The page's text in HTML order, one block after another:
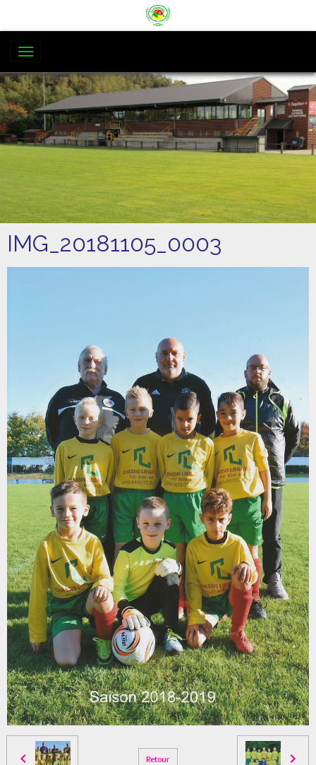
IMG_20181105_0003
Retour